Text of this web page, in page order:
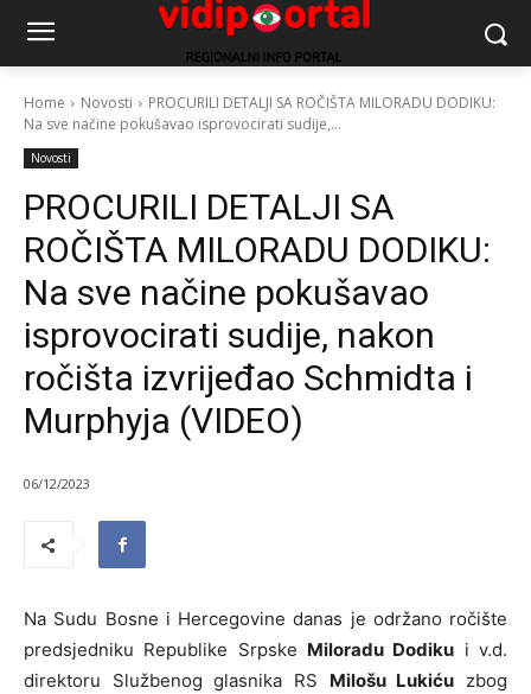
Home Novosti
PROCURILI DETALJI SA ROČIŠTA MILORADU DODIKU:
Na sve načine pokušavao isprovocirati sudije,...
Novosti
PROCURILI DETALJI SA
ROČIŠTA MILORADU DODIKU:
Na sve načine pokušavao
isprovocirati sudije, nakon
ročišta izvrijeđao Schmidta i
Murphyja (VIDEO)
06/12/2023
Na Sudu Bosne i Hercegovine danas je održano ročište
predsjedniku Republike Srpske Miloradu Dodiku i v.d.
direktoru Službenog glasnika RS Milošu Lukiću zbog